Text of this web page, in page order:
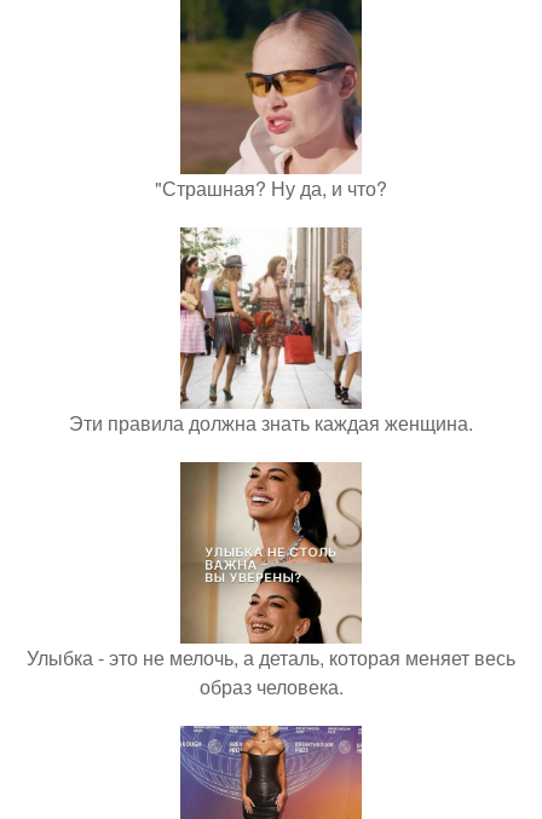
"Страшная? Ну да, и что?
Эти правила должна знать каждая женщина.
Улыбка - это не мелочь, а деталь, которая меняет весь
образ человека.